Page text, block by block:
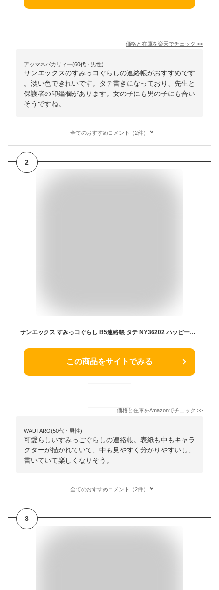
価格と在庫を楽天でチェック >>
アッマネバカリィー(60代・男性)
サンエックスのすみっコぐらしの連絡帳がおすすめです
。淡い色できれいです。タテ書きになっており、先生と
保護者の印鑑欄があります。女の子にも男の子にも合い
そうですね。
全てのおすすめコメント（2件）
2
サンエックス すみっコぐらし B5連絡帳 タテ NY36202 ハッピースクール 新学期 縦罫線 11行
この商品をサイトでみる
価格と在庫をAmazonでチェック >>
WAUTARO(50代・男性)
可愛らしいすみっごぐらしの連絡帳。表紙も中もキャラ
クターが描かれていて、中も見やすく分かりやすいし、
書いていて楽しくなりそう。
全てのおすすめコメント（2件）
3